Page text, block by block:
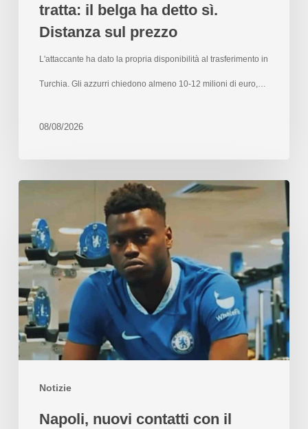
tratta: il belga ha detto sì.
Distanza sul prezzo
L'attaccante ha dato la propria disponibilità al trasferimento in
Turchia. Gli azzurri chiedono almeno 10-12 milioni di euro,…
08/08/2026
Notizie
Napoli, nuovi contatti con il